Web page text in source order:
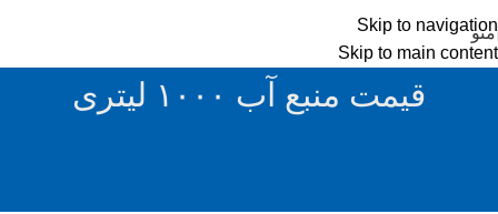
Skip to navigation
Skip to main content
منو
قیمت منبع آب ۱۰۰۰ لیتری